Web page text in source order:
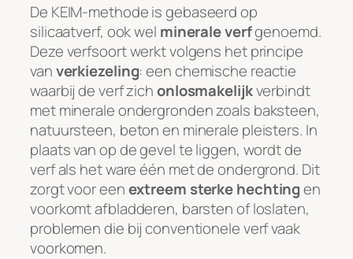
De KEIM-methode is gebaseerd op
silicaatverf, ook wel minerale verfgenoemd.
Deze verfsoort werkt volgens het principe
vanverkiezeling: een chemische reactie
waarbij de verf zichonlosmakelijkverbindt
met minerale ondergronden zoals baksteen,
natuursteen, beton en minerale pleisters. In
plaats van op de gevel te liggen, wordt de
verf als het ware één met de ondergrond. Dit
zorgt voor eenextreem sterke hechtingen
voorkomt afbladderen, barsten of loslaten,
problemen die bij conventionele verf vaak
voorkomen.